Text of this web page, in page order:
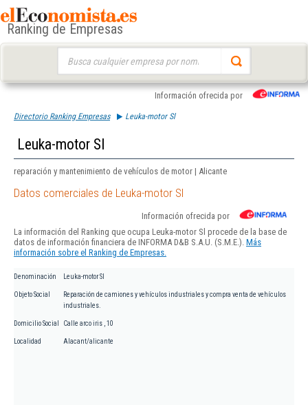
Ranking de Empresas
Información ofrecida por
Directorio Ranking Empresas Leuka-motor Sl
Leuka-motor Sl
reparación y mantenimiento de vehículos de motor | Alicante
Datos comerciales de Leuka-motor Sl
Información ofrecida por
La información del Ranking que ocupa Leuka-motor Sl procede de la base de
datos de información financiera de INFORMA D&B S.A.U. (S.M.E.). Más
información sobre el Ranking de Empresas.
Denominación Leuka-motor Sl
Objeto Social
Reparación de camiones y vehículos industriales y compra venta de vehículos
industriales.
Domicilio Social Calle arco iris , 10
Localidad Alacant/alicante